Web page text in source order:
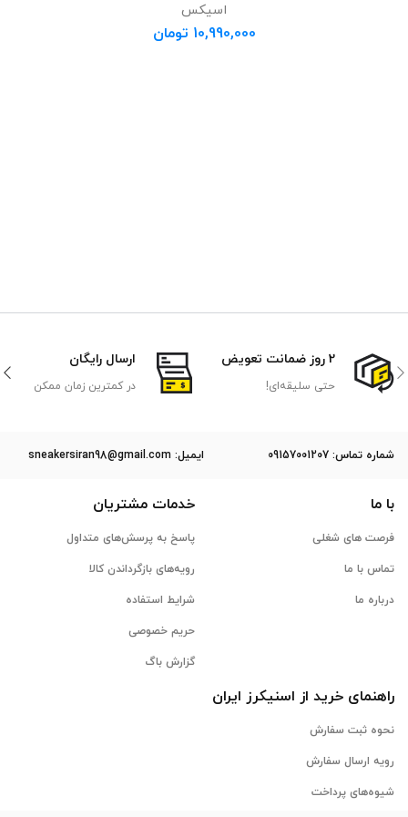
اسیکس
10,990,000 تومان
2 روز ضمانت تعویض
حتی سلیقه‌ای!
ارسال رایگان
در کمترین زمان ممکن
ﺷﻤﺎره ﺗﻤﺎس: 09157001207 ایمیل: sneakersiran98@gmail.com
با ما
فرصت های شغلی
تماس با ما
درباره ما
خدمات مشتریان
پاسخ به پرسش‌های متداول
رویه‌های بازگرداندن کالا
شرایط استفاده
حریم خصوصی
گزارش باگ
راهنمای خرید از اسنیکرز ایران
نحوه ثبت سفارش
رویه ارسال سفارش
شیوه‌های پرداخت